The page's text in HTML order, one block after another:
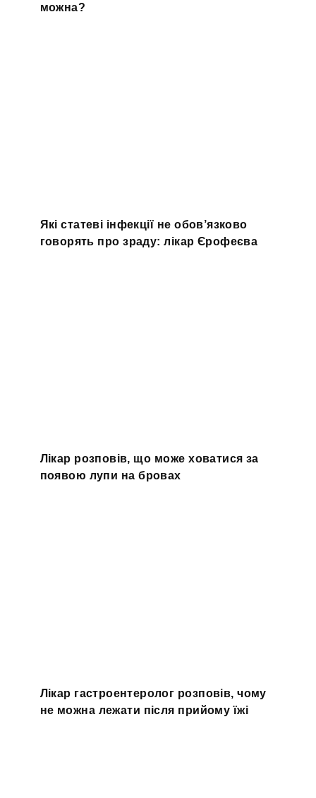
можна?
Які статеві інфекції не обов’язково
говорять про зраду: лікар Єрофеєва
Лікар розповів, що може ховатися за
появою лупи на бровах
Лікар гастроентеролог розповів, чому
не можна лежати після прийому їжі